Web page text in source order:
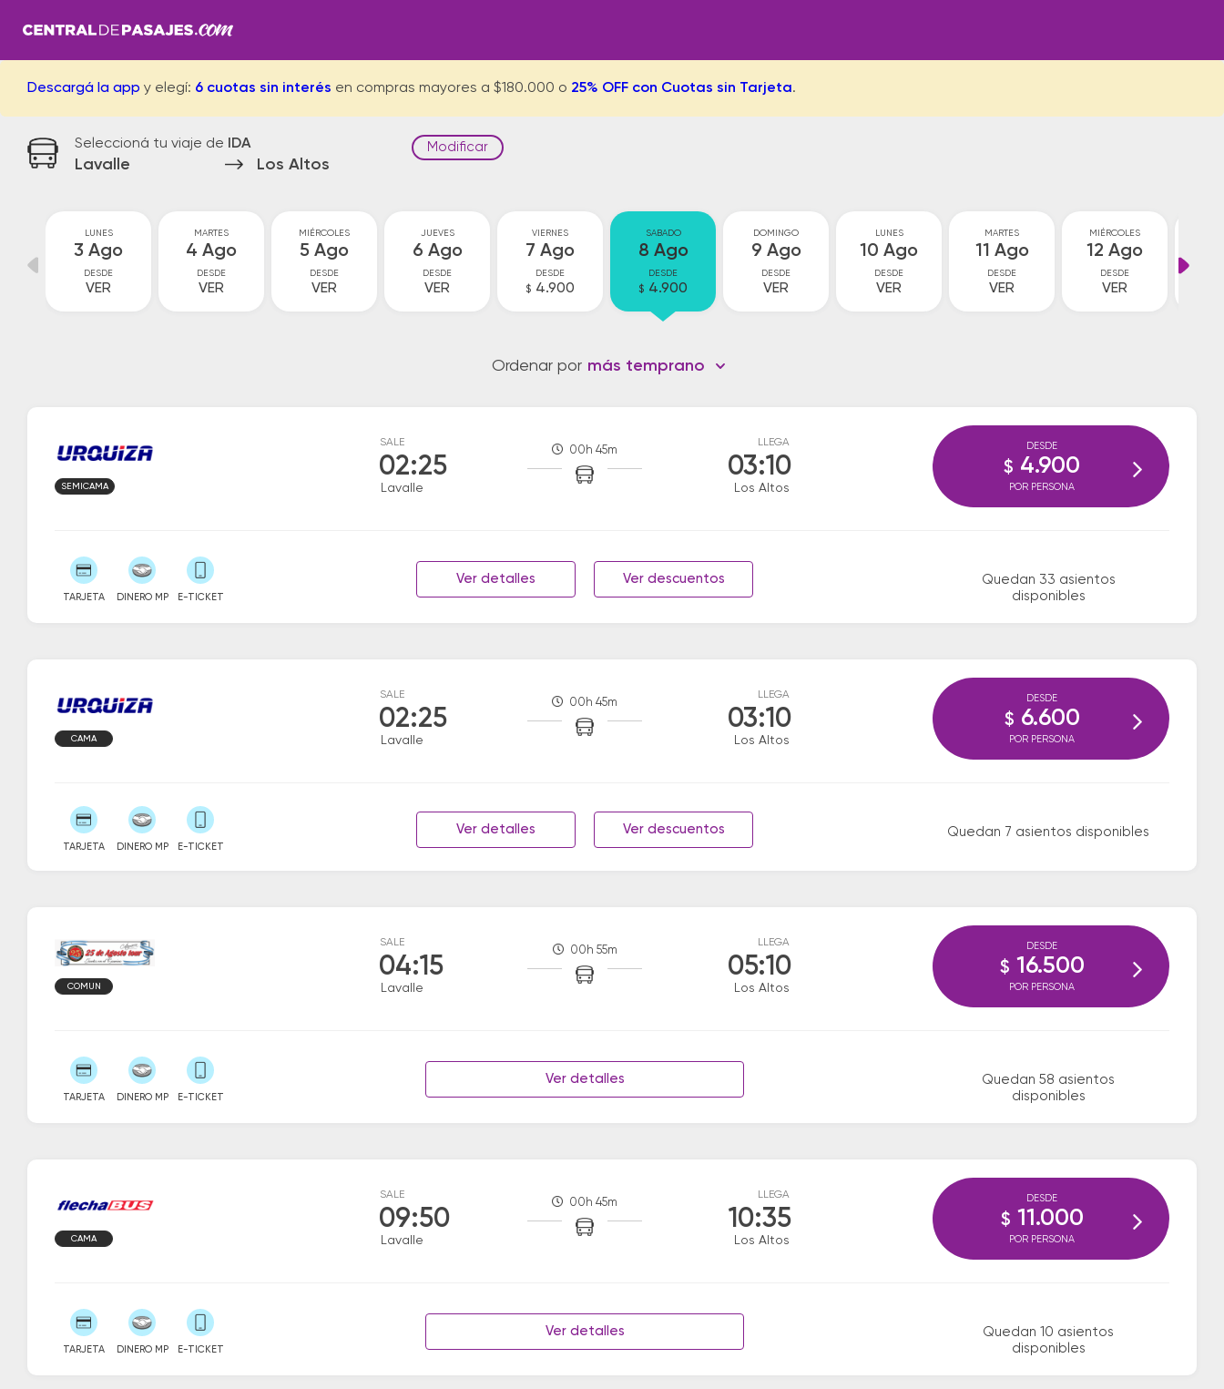
Descargá la app y elegí: 6 cuotas sin interés en compras mayores a $180.000 o 25% OFF con Cuotas sin Tarjeta.
Seleccioná tu viaje de IDA
Lavalle Los Altos
Modificar
LUNES
3 Ago
DESDE
VER
MARTES
4 Ago
DESDE
VER
MIÉRCOLES
5 Ago
DESDE
VER
JUEVES
6 Ago
DESDE
VER
VIERNES
7 Ago
DESDE
$ 4.900
SABADO
8 Ago
DESDE
$ 4.900
DOMINGO
9 Ago
DESDE
VER
LUNES
10 Ago
DESDE
VER
MARTES
11 Ago
DESDE
VER
MIÉRCOLES
12 Ago
DESDE
VER
Ordenar por más temprano
SALE
02:25
Lavalle
00h 45m
LLEGA
03:10
Los Altos
SEMICAMA
TARJETA DINERO MP E-TICKET
Ver detalles Ver descuentos
Quedan 33 asientos
disponibles
DESDE
$ 4.900
POR PERSONA
SALE
02:25
Lavalle
00h 45m
LLEGA
03:10
Los Altos
CAMA
TARJETA DINERO MP E-TICKET
Ver detalles Ver descuentos Quedan 7 asientos disponibles
DESDE
$ 6.600
POR PERSONA
SALE
04:15
Lavalle
00h 55m
LLEGA
05:10
Los Altos
COMUN
TARJETA DINERO MP E-TICKET
Ver detalles
Quedan 58 asientos
disponibles
DESDE
$ 16.500
POR PERSONA
SALE
09:50
Lavalle
00h 45m
LLEGA
10:35
Los Altos
CAMA
TARJETA DINERO MP E-TICKET
Ver detalles
Quedan 10 asientos
disponibles
DESDE
$ 11.000
POR PERSONA